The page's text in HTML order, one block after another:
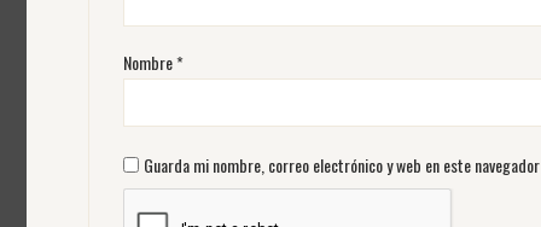
Nombre*
Guarda mi nombre, correo electrónico y web en este